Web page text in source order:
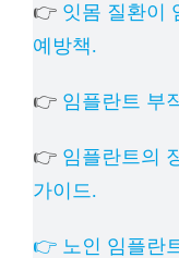
👉 잇몸 질환이
예방책.
👉 임플란트 부
👉 임플란트의
가이드.
👉 노인 임플란